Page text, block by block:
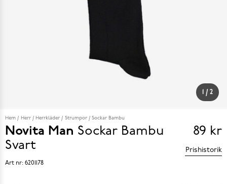
/ 2
Hem Herr Herrkläder Strumpor Sockar Bambu
Novita Man Sockar Bambu
Svart
Pris
89 kr
89 kr
Prishistorik
Art nr: 6201178